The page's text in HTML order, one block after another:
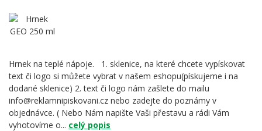
Hrnek na teplé nápoje. 1. sklenice, na které chcete vypískovat
text či logo si můžete vybrat v našem eshopu(pískujeme i na
dodané sklenice) 2. text či logo nám zašlete do mailu
info@reklamnipiskovani.cz nebo zadejte do poznámy v
objednávce. ( Nebo Nám napište Vaši přestavu a rádi Vám
vyhotovíme o... celý popis